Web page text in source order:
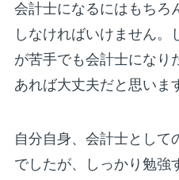
会計士になるにはもちろ
しなければいけません。
が苦手でも会計士になり
あれば大丈夫だと思いま
自分自身、会計士として
でしたが、しっかり勉強